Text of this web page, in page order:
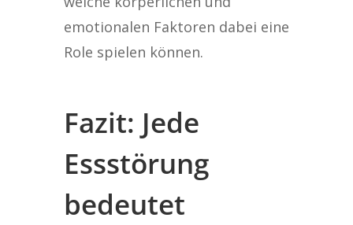
emotionalen Faktoren dabei eine
Role spielen können.
Fazit: Jede
Essstörung
bedeutet